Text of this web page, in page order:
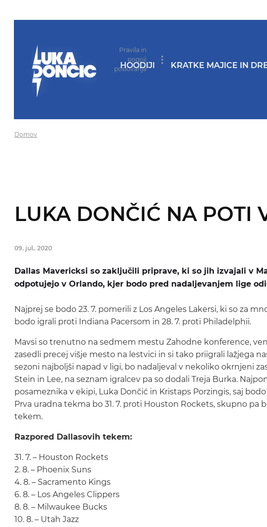
Pravila in
pogoji
poslovanja
HOODIJI KRATKE MAJICE IN
Domov
LUKA DONČIĆ NA POTI
09. jul.. 2020
Dallas Mavericksi so zaključili priprave, ki so jih izvajali v
odpotujejo v Orlando, kjer bodo pred nadaljevanjem lige
Najprej se bodo 23. 7. pomerili z Los Angeles Lakersi, ki so za
bodo igrali proti Indiana Pacersom in 28. 7. proti Philadelphii.
Mavsi so trenutno na sedmem mestu Zahodne konference,
zasedli precej višje mesto na lestvici in si tako priigrali lažjega
sezoni najboljši napad v ligi, bo nadaljeval v nekoliko okrnjeni
Stein in Lee, na seznam igralcev pa so dodali Treja Burka.
posameznika v ekipi, Luka Dončić in Kristaps Porzingis, saj
Prva uradna tekma bo 31. 7. proti Houston Rockets, skupno
tekem.
Razpored Dallasovih tekem:
31. 7. – Houston Rockets
2. 8. – Phoenix Suns
4. 8. – Sacramento Kings
6. 8. – Los Angeles Clippers
8. 8. – Milwaukee Bucks
10. 8. – Utah Jazz